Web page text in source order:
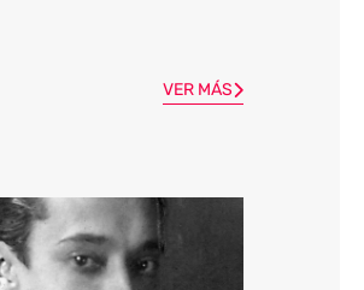
VER MÁS